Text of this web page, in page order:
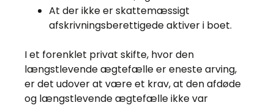
At der ikke er skattemæssigt
afskrivningsberettigede aktiver i boet.
I et forenklet privat skifte, hvor den
længstlevende ægtefælle er eneste arving,
er det udover at være et krav, at den afdøde
og længstlevende ægtefælle ikke var